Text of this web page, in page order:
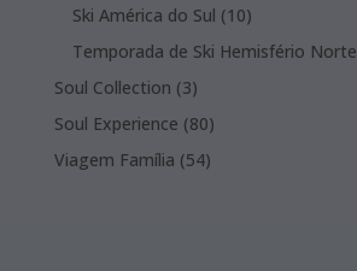
Ski América do Sul 1010
products
Temporada de Ski Hemisfério Norte
Soul Collection 33
products
Soul Experience 8080
products
Viagem Família 5454